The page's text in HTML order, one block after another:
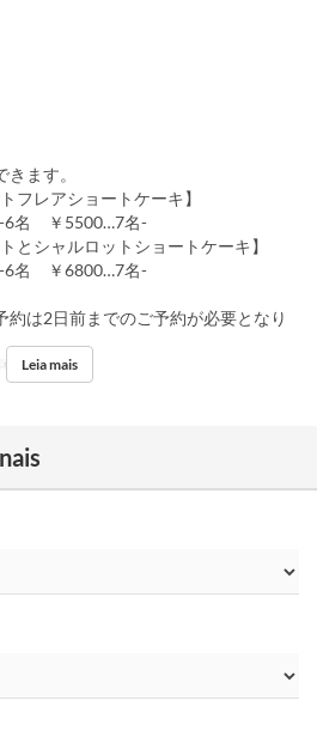
ます。
フレアショートケーキ】
6名 ￥5500…7名-
とシャルロットショートケーキ】
6名 ￥6800…7名-
は2日前までのご予約が必要となり
4 ~
Leia mais